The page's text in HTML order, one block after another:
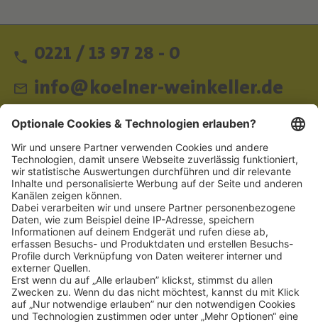
0221 / 13 97 28 - 0
info@koelner-weinkeller.de
Schnellzugriff
ZAHLUNGSMETHODEN
SOCIAL
NEWSLETTER
BESUCHEN SIE UNS